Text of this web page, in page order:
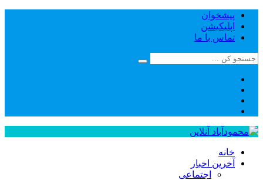
پیشخوان
اپلیکیشن
تماس با ما
خانه
آخرین اخبار
اجتماعی